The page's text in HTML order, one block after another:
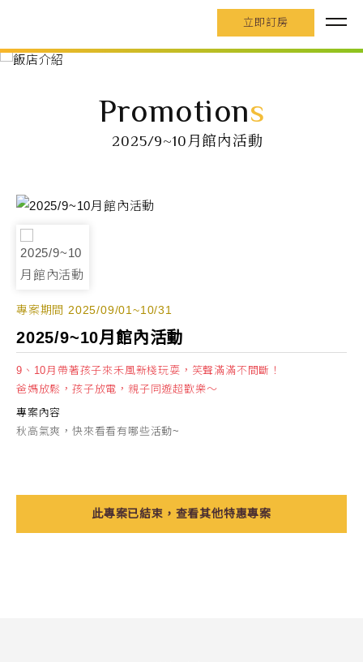
立即訂房
Promotions
2025/9~10月館內活動
專案期間 2025/09/01~10/31
2025/9~10月館內活動
9、10月帶著孩子來禾風新棧玩耍，笑聲滿滿不間斷！
爸媽放鬆，孩子放電，親子同遊超歡樂～
專案內容
秋高氣爽，快來看看有哪些活動~
此專案已結束，查看其他特惠專案